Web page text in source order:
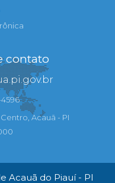
contato
Acauã - PI
Acauã do Piauí - PI